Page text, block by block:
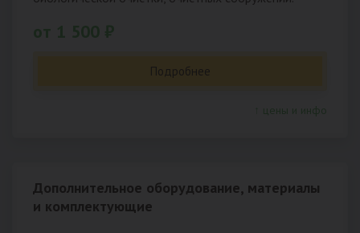
Подробнее
Дополнительное оборудование, материалы
и комплектующие